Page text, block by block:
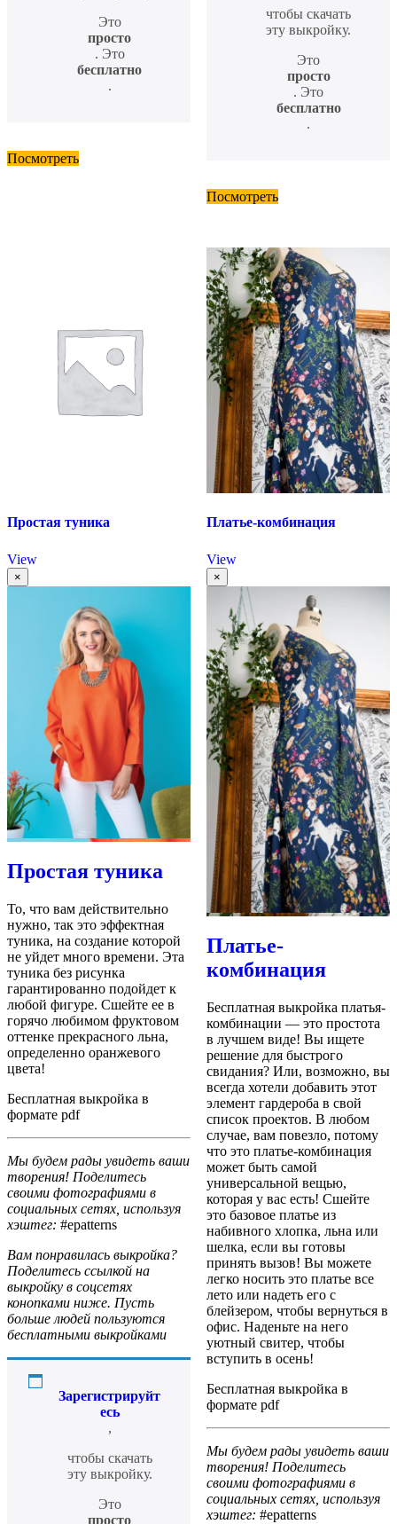
Это
просто
. Это
бесплатно
.
Посмотреть
чтобы скачать
эту выкройку.
Это
просто
. Это
бесплатно
.
Посмотреть
Простая туника
View
×
Простая туника
То, что вам действительно
нужно, так это эффектная
туника, на создание которой
не уйдет много времени. Эта
туника без рисунка
гарантированно подойдет к
любой фигуре. Сшейте ее в
горячо любимом фруктовом
оттенке прекрасного льна,
определенно оранжевого
цвета!
Бесплатная выкройка в
формате pdf
Мы будем рады увидеть ваши
творения! Поделитесь
своими фотографиями в
социальных сетях, используя
хэштег: #epatterns
Вам понравилась выкройка?
Поделитесь ссылкой на
выкройку в соцсетях
конопками ниже. Пусть
больше людей пользуются
бесплатными выкройками
Зарегистрируйт
есь
,
чтобы скачать
эту выкройку.
Это
просто
Платье-комбинация
View
×
Платье-
комбинация
Бесплатная выкройка платья-
комбинации — это простота
в лучшем виде! Вы ищете
решение для быстрого
свидания? Или, возможно, вы
всегда хотели добавить этот
элемент гардероба в свой
список проектов. В любом
случае, вам повезло, потому
что это платье-комбинация
может быть самой
универсальной вещью,
которая у вас есть! Сшейте
это базовое платье из
набивного хлопка, льна или
шелка, если вы готовы
принять вызов! Вы можете
легко носить это платье все
лето или надеть его с
блейзером, чтобы вернуться в
офис. Наденьте на него
уютный свитер, чтобы
вступить в осень!
Бесплатная выкройка в
формате pdf
Мы будем рады увидеть ваши
творения! Поделитесь
своими фотографиями в
социальных сетях, используя
хэштег: #epatterns